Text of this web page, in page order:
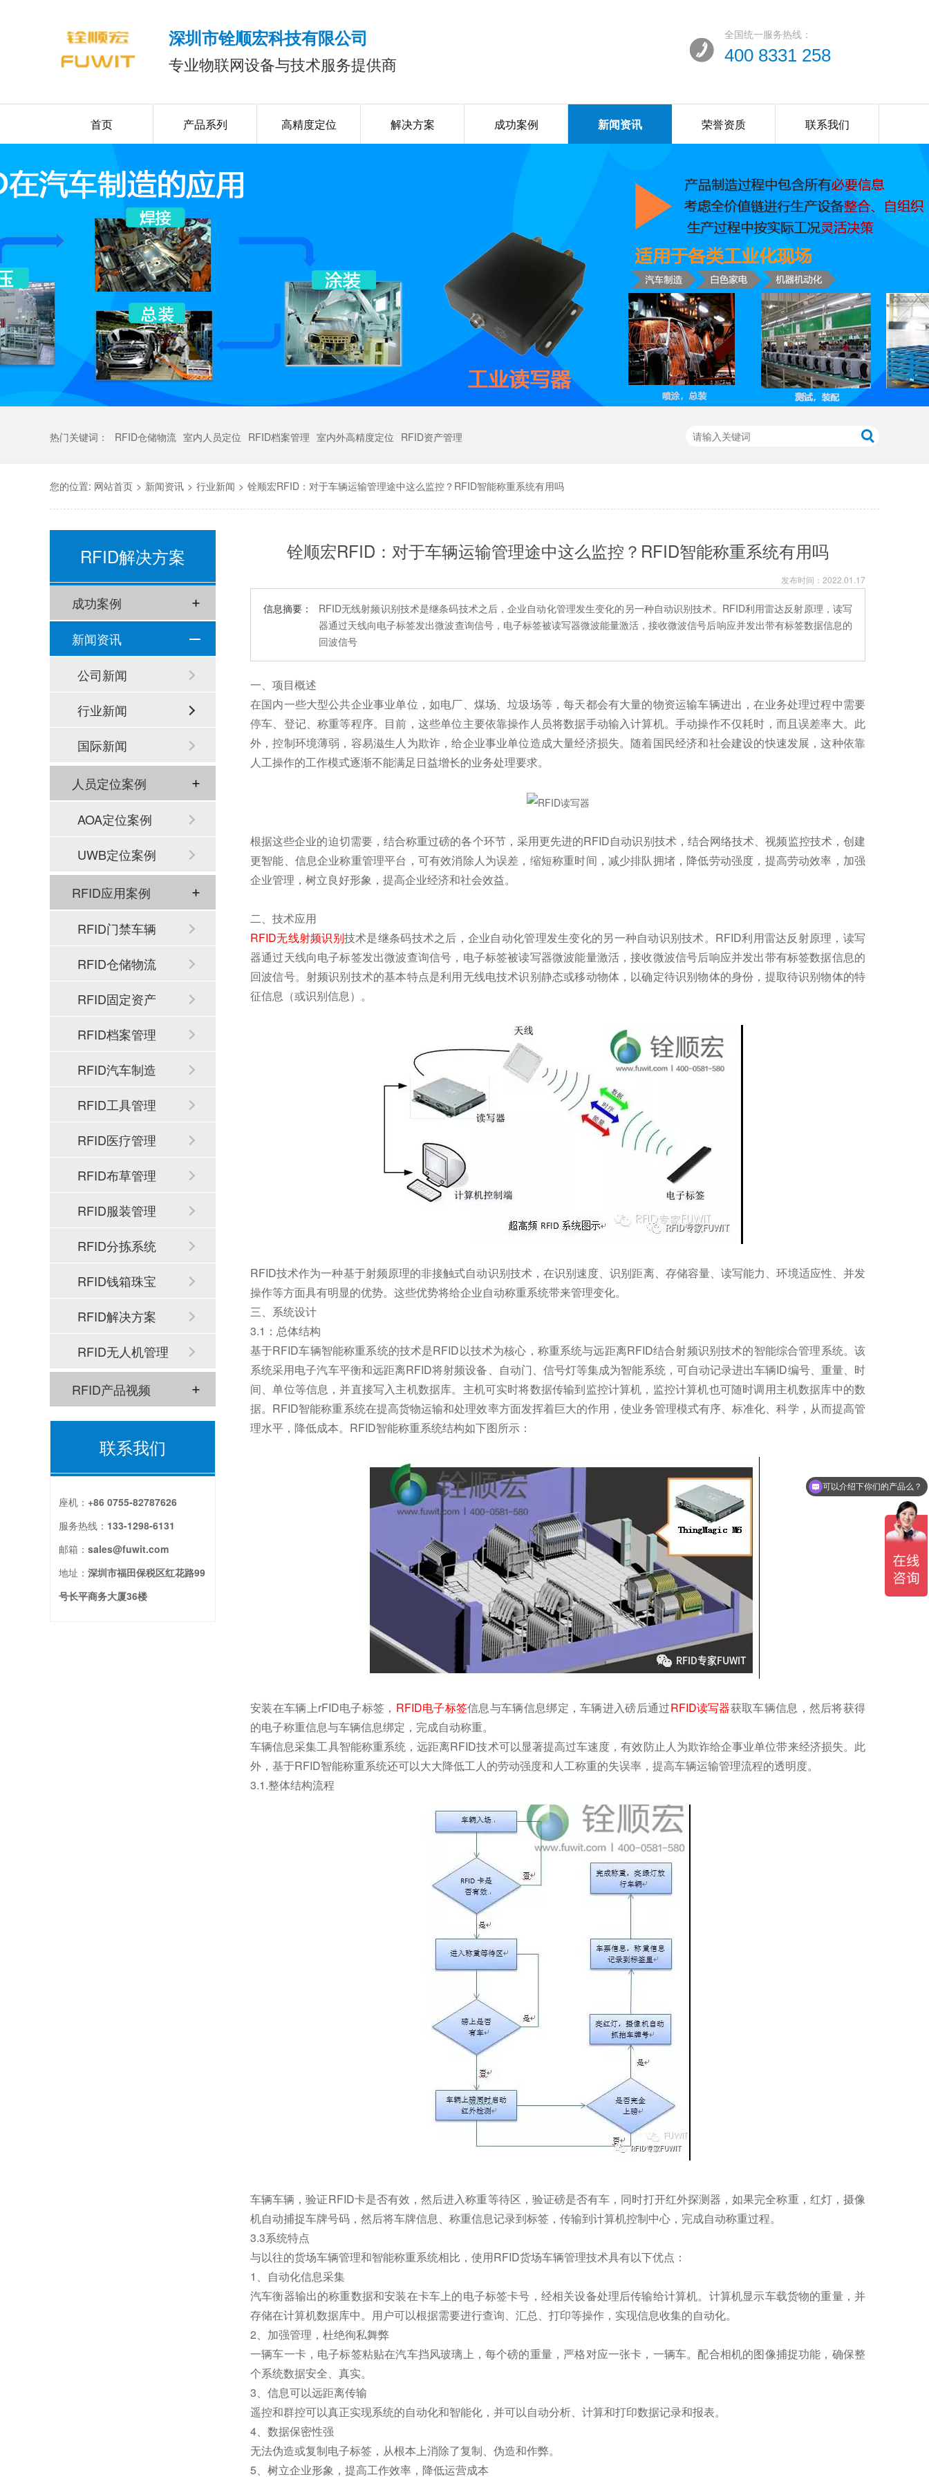
深圳市铨顺宏科技有限公司
专业物联网设备与技术服务提供商
全国统一服务热线：
400 8331 258
首页 产品系列 高精度定位 解决方案 成功案例 新闻资讯 荣誉资质 联系我们
热门关键词： RFID仓储物流 室内人员定位 RFID档案管理 室内外高精度定位 RFID资产管理
您的位置: 网站首页 > 新闻资讯 > 行业新闻 > 铨顺宏RFID：对于车辆运输管理途中这么监控？RFID智能称重系统有用吗
铨顺宏RFID：对于车辆运输管理途中这么监控？RFID智能称重系统有用吗
发布时间： 2022.01.17
信息摘要：
RFID无线射频识别技术是继条码技术之后，企业自动化管理发生变化的另一种自动识别技术。RFID利用雷达反射原理，读写
器通过天线向电子标签发出微波查询信号，电子标签被读写器微波能量激活，接收微波信号后响应并发出带有标签数据信息的
回波信号
一、项目概述
在国内一些大型公共企业事业单位，如电厂、煤场、垃圾场等，每天都会有大量的物资运输车辆进出，在业务处理过程中需要
停车、登记、称重等程序。目前，这些单位主要依靠操作人员将数据手动输入计算机。手动操作不仅耗时，而且误差率大。此
外，控制环境薄弱，容易滋生人为欺诈，给企业事业单位造成大量经济损失。随着国民经济和社会建设的快速发展，这种依靠
人工操作的工作模式逐渐不能满足日益增长的业务处理要求。
根据这些企业的迫切需要，结合称重过磅的各个环节，采用更先进的RFID自动识别技术，结合网络技术、视频监控技术，创建
更智能、信息企业称重管理平台，可有效消除人为误差，缩短称重时间，减少排队拥堵，降低劳动强度，提高劳动效率，加强
企业管理，树立良好形象，提高企业经济和社会效益。
二、技术应用
RFID无线射频识别技术是继条码技术之后，企业自动化管理发生变化的另一种自动识别技术。RFID利用雷达反射原理，读写
器通过天线向电子标签发出微波查询信号，电子标签被读写器微波能量激活，接收微波信号后响应并发出带有标签数据信息的
回波信号。射频识别技术的基本特点是利用无线电技术识别静态或移动物体，以确定待识别物体的身份，提取待识别物体的特
征信息（或识别信息）。
RFID技术作为一种基于射频原理的非接触式自动识别技术，在识别速度、识别距离、存储容量、读写能力、环境适应性、并发
操作等方面具有明显的优势。这些优势将给企业自动称重系统带来管理变化。
三、系统设计
3.1：总体结构
基于RFID车辆智能称重系统的技术是RFID以技术为核心，称重系统与远距离RFID结合射频识别技术的智能综合管理系统。该
系统采用电子汽车平衡和远距离RFID将射频设备、自动门、信号灯等集成为智能系统，可自动记录进出车辆ID编号、重量、时
间、单位等信息，并直接写入主机数据库。主机可实时将数据传输到监控计算机，监控计算机也可随时调用主机数据库中的数
据。RFID智能称重系统在提高货物运输和处理效率方面发挥着巨大的作用，使业务管理模式有序、标准化、科学，从而提高管
理水平，降低成本。RFID智能称重系统结构如下图所示：
安装在车辆上rFID电子标签， RFID电子标签信息与车辆信息绑定，车辆进入磅后通过RFID读写器获取车辆信息，然后将获得
的电子称重信息与车辆信息绑定，完成自动称重。
车辆信息采集工具智能称重系统，远距离RFID技术可以显著提高过车速度，有效防止人为欺诈给企事业单位带来经济损失。此
外，基于RFID智能称重系统还可以大大降低工人的劳动强度和人工称重的失误率，提高车辆运输管理流程的透明度。
3.1.整体结构流程
车辆车辆，验证RFID卡是否有效，然后进入称重等待区，验证磅是否有车，同时打开红外探测器，如果完全称重，红灯，摄像
机自动捕捉车牌号码，然后将车牌信息、称重信息记录到标签，传输到计算机控制中心，完成自动称重过程。
3.3系统特点
与以往的货场车辆管理和智能称重系统相比，使用RFID货场车辆管理技术具有以下优点：
1、自动化信息采集
汽车衡器输出的称重数据和安装在卡车上的电子标签卡号，经相关设备处理后传输给计算机。计算机显示车载货物的重量，并
存储在计算机数据库中。用户可以根据需要进行查询、汇总、打印等操作，实现信息收集的自动化。
2、加强管理，杜绝徇私舞弊
一辆车一卡，电子标签粘贴在汽车挡风玻璃上，每个磅的重量，严格对应一张卡，一辆车。配合相机的图像捕捉功能，确保整
个系统数据安全、真实。
3、信息可以远距离传输
遥控和群控可以真正实现系统的自动化和智能化，并可以自动分析、计算和打印数据记录和报表。
4、数据保密性强
无法伪造或复制电子标签，从根本上消除了复制、伪造和作弊。
5、树立企业形象，提高工作效率，降低运营成本
RFID解决方案
成功案例
新闻资讯
公司新闻
行业新闻
国际新闻
人员定位案例
AOA定位案例
UWB定位案例
RFID应用案例
RFID门禁车辆
RFID仓储物流
RFID固定资产
RFID档案管理
RFID汽车制造
RFID工具管理
RFID医疗管理
RFID布草管理
RFID服装管理
RFID分拣系统
RFID钱箱珠宝
RFID解决方案
RFID无人机管理
RFID产品视频
联系我们
座机： +86 0755-82787626
服务热线： 133-1298-6131
邮箱： sales@fuwit.com
地址： 深圳市福田保税区红花路99
号长平商务大厦36楼
可以介绍下你们的产品么？